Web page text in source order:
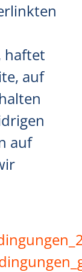
haftet
auf
auf